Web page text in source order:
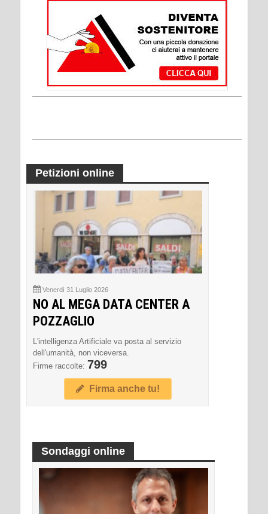
Petizioni online
Venerdì 31 Luglio 2026
NO AL MEGA DATA CENTER A
POZZAGLIO
L'intelligenza Artificiale va posta al servizio
dell'umanità, non viceversa.
Firme raccolte: 799
Firma anche tu!
Sondaggi online